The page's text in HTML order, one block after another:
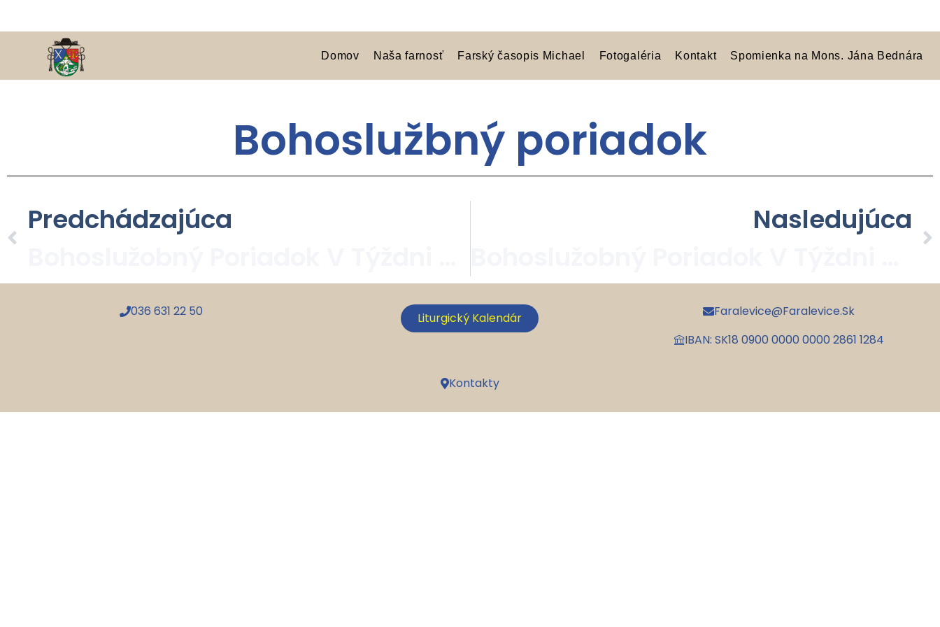
Domov Naša farnosť Farský časopis Michael Fotogaléria Kontakt Spomienka na Mons. Jána Bednára
Bohoslužbný poriadok
Predchádzajúca
Nasledujúca
036 631 22 50 Liturgický Kalendár
Faralevice@faralevice.sk
IBAN: SK18 0900 0000 0000 2861 1284
Kontakty